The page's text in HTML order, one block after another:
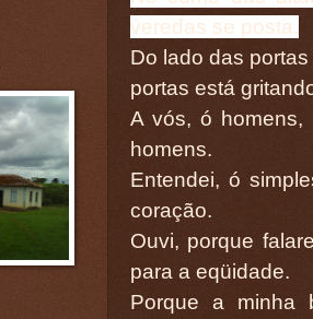
veredas se posta.
Do lado das
portas está
A vós, ó
homens.
Entendei, ó
coração.
Ouvi, porque
para a eqüidade.
Porque a minha